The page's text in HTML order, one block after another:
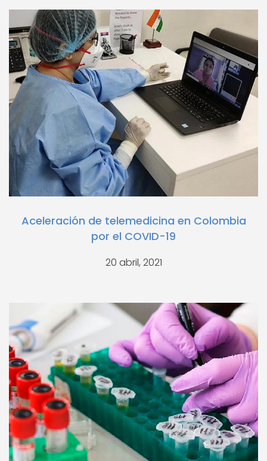
Aceleración de telemedicina en Colombia
por el COVID-19
20 abril, 2021